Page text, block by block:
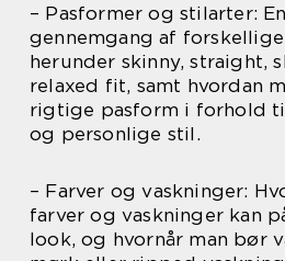
– Pasformer og stilarter:
gennemgang af
herunder skinny, straight,
relaxed fit, samt hvordan
rigtige pasform i forhold
og personlige stil.
– Farver og vaskninger:
farver og vaskninger kan
look, og hvornår man bør